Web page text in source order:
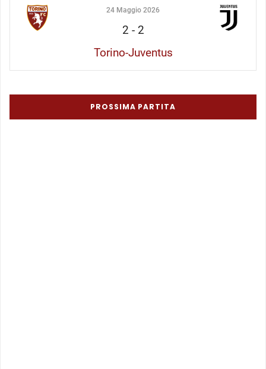
24 Maggio 2026
2 - 2
Torino-Juventus
PROSSIMA PARTITA